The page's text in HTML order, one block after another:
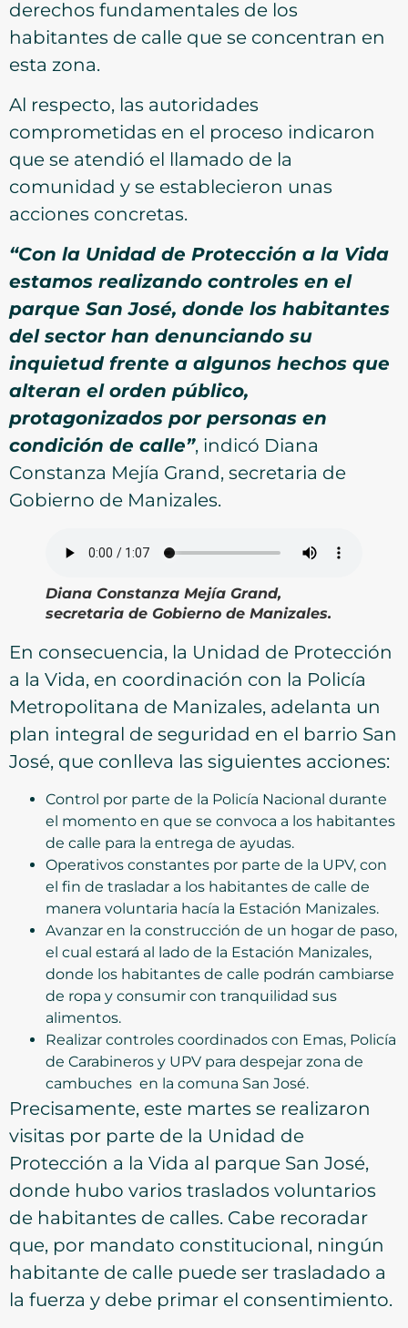
derechos fundamentales de los
habitantes de calle que se concentran en
esta zona.
Al respecto, las autoridades
comprometidas en el proceso indicaron
que se atendió el llamado de la
comunidad y se establecieron unas
acciones concretas.
“Con la Unidad de Protección a la Vida
estamos realizando controles en el
parque San José, donde los habitantes
del sector han denunciando su
inquietud frente a algunos hechos que
alteran el orden público,
protagonizados por personas en
condición de calle”, indicó Diana
Constanza Mejía Grand, secretaria de
Gobierno de Manizales.
Diana Constanza Mejía Grand,
secretaria de Gobierno de Manizales.
En consecuencia, la Unidad de Protección
a la Vida, en coordinación con la Policía
Metropolitana de Manizales, adelanta un
plan integral de seguridad en el barrio San
José, que conlleva las siguientes acciones:
Control por parte de la Policía Nacional durante
el momento en que se convoca a los habitantes
de calle para la entrega de ayudas.
Operativos constantes por parte de la UPV, con
el fin de trasladar a los habitantes de calle de
manera voluntaria hacía la Estación Manizales.
Avanzar en la construcción de un hogar de paso,
el cual estará al lado de la Estación Manizales,
donde los habitantes de calle podrán cambiarse
de ropa y consumir con tranquilidad sus
alimentos.
Realizar controles coordinados con Emas, Policía
de Carabineros y UPV para despejar zona de
cambuches en la comuna San José.
Precisamente, este martes se realizaron
visitas por parte de la Unidad de
Protección a la Vida al parque San José,
donde hubo varios traslados voluntarios
de habitantes de calles. Cabe recoradar
que, por mandato constitucional, ningún
habitante de calle puede ser trasladado a
la fuerza y debe primar el consentimiento.